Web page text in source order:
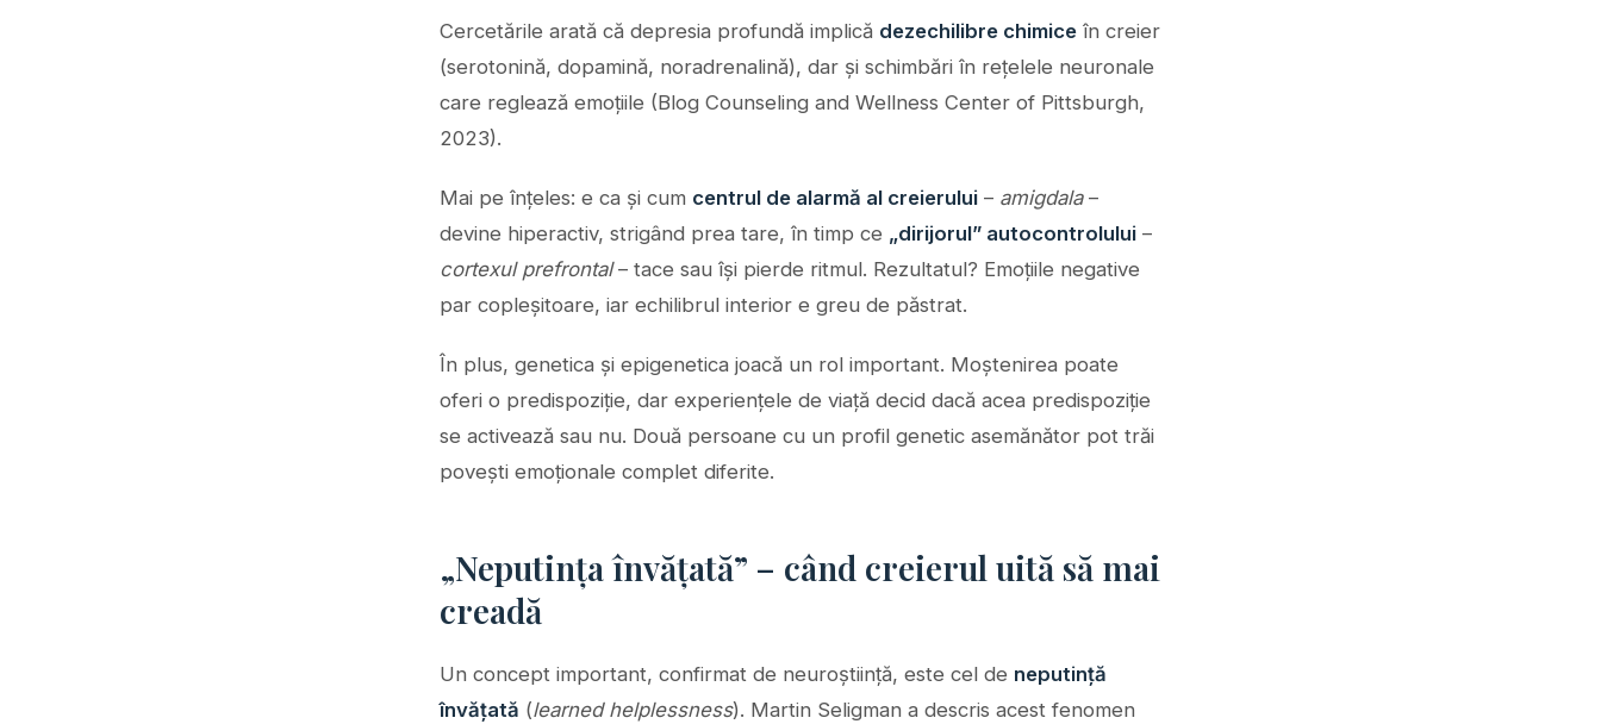
Cercetările arată că depresia profundă implică dezechilibre chimice în creier
(serotonină, dopamină, noradrenalină), dar și schimbări în rețelele neuronale
care reglează emoțiile (Blog Counseling and Wellness Center of Pittsburgh,
2023).
Mai pe înțeles: e ca și cum centrul de alarmă al creierului – amigdala–
devine hiperactiv, strigând prea tare, în timp ce „dirijorul” autocontrolului –
cortexul prefrontal– tace sau își pierde ritmul. Rezultatul? Emoțiile negative
par copleșitoare, iar echilibrul interior e greu de păstrat.
În plus, genetica și epigenetica joacă un rol important. Moștenirea poate
oferi o predispoziție, dar experiențele de viață decid dacă acea predispoziție
se activează sau nu. Două persoane cu un profil genetic asemănător pot trăi
povești emoționale complet diferite.
„Neputința învățată” – când creierul uită să mai
creadă
Un concept important, confirmat de neuroștiință, este cel de neputință
învățată (learned helplessness). Martin Seligman a descris acest fenomen